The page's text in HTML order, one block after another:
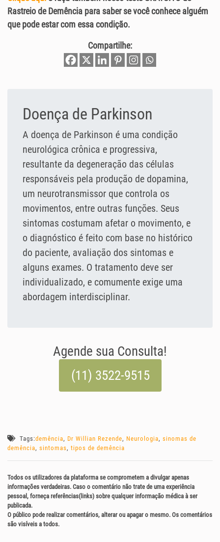
Rastreio de Demência para saber se você conhece alguém
que pode estar com essa condição.
Compartilhe:
Doença de Parkinson
A doença de Parkinson é uma condição
neurológica crônica e progressiva,
resultante da degeneração das células
responsáveis pela produção de dopamina,
um neurotransmissor que controla os
movimentos, entre outras funções. Seus
sintomas costumam afetar o movimento, e
o diagnóstico é feito com base no histórico
do paciente, avaliação dos sintomas e
alguns exames. O tratamento deve ser
individualizado, e comumente exige uma
abordagem interdisciplinar.
Agende sua Consulta!
(11) 3522-9515
Tags:demência, Dr Willian Rezende, Neurologia, sinomas de
demência, sintomas, tipos de demência
Todos os utilizadores da plataforma se comprometem a divulgar apenas
informações verdadeiras. Caso o comentário não trate de uma experiência
pessoal, forneça referências(links) sobre qualquer informação médica à ser
publicada.
O público pode realizar comentários, alterar ou apagar o mesmo. Os comentários
são visíveis a todos.